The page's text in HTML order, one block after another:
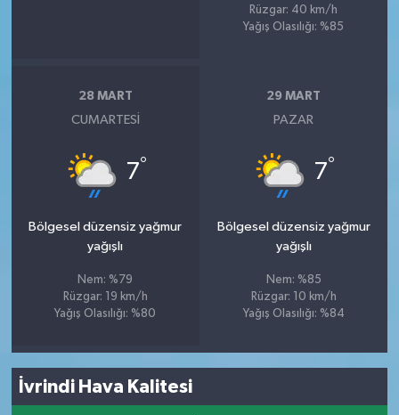
Rüzgar: 40 km/h
Yağış Olasılığı: %85
28 MART
CUMARTESI
7°
Bölgesel düzensiz yağmur
yağışlı
Nem: %79
Rüzgar: 19 km/h
Yağış Olasılığı: %80
29 MART
PAZAR
7°
Bölgesel düzensiz yağmur
yağışlı
Nem: %85
Rüzgar: 10 km/h
Yağış Olasılığı: %84
İvrindi Hava Kalitesi